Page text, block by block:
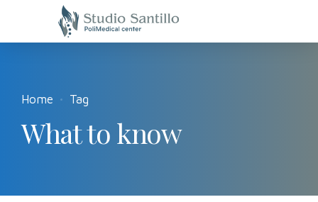
Home Tag
What to know